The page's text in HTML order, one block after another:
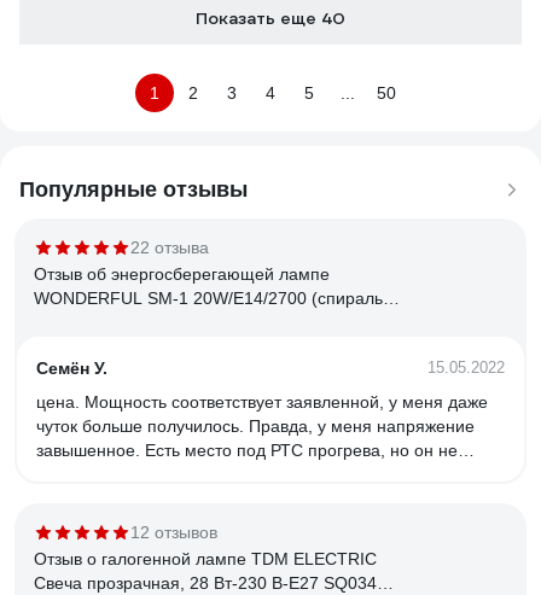
Показать еще 40
1 2 3 4 5 50
Популярные отзывы
22 отзыва
Отзыв об энергосберегающей лампе
WONDERFUL SM-1 20W/E14/2700 (спираль)
Семён У. 15.05.2022
цена. Мощность соответствует заявленной, у меня даже
чуток больше получилось. Правда, у меня напряжение
завышенное. Есть место под РТС прогрева, но он не
12 отзывов
Отзыв о галогенной лампе TDM ELECTRIC
Свеча прозрачная, 28 Вт-230 В-Е27 SQ0341-